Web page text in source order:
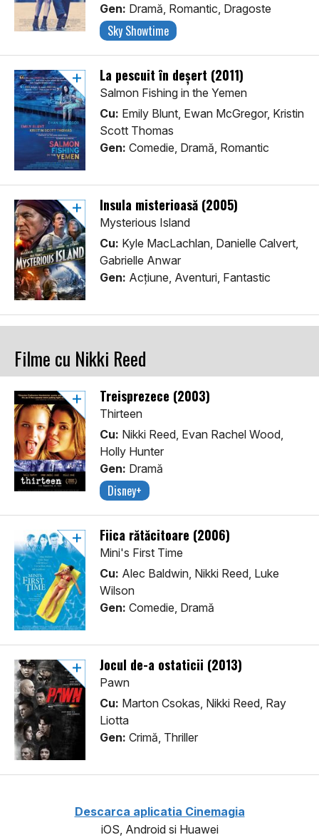
Gen: Dramă, Romantic, Dragoste
Sky Showtime
La pescuit în deșert (2011)
Salmon Fishing in the Yemen
Cu: Emily Blunt, Ewan McGregor, Kristin
Scott Thomas
Gen: Comedie, Dramă, Romantic
Insula misterioasă (2005)
Mysterious Island
Cu: Kyle MacLachlan, Danielle Calvert,
Gabrielle Anwar
Gen: Acţiune, Aventuri, Fantastic
Filme cu Nikki Reed
Treisprezece (2003)
Thirteen
Cu: Nikki Reed, Evan Rachel Wood,
Holly Hunter
Gen: Dramă
Disney+
Fiica rătăcitoare (2006)
Mini's First Time
Cu: Alec Baldwin, Nikki Reed, Luke
Wilson
Gen: Comedie, Dramă
Jocul de-a ostaticii (2013)
Pawn
Cu: Marton Csokas, Nikki Reed, Ray
Liotta
Gen: Crimă, Thriller
Descarca aplicatia Cinemagia
iOS, Android si Huawei